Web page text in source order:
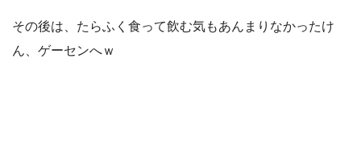
その後は、たらふく食って飲む気もあんまりなかったけ
ん、ゲーセンへｗ